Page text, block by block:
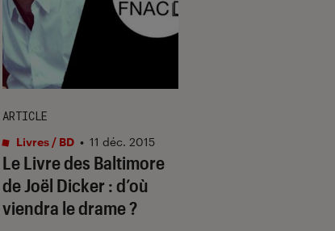
Le Livre des Baltimore
de Joël Dicker : d’où
viendra le drame ?
ARTICLE
Livres / BD • 11 déc. 2015